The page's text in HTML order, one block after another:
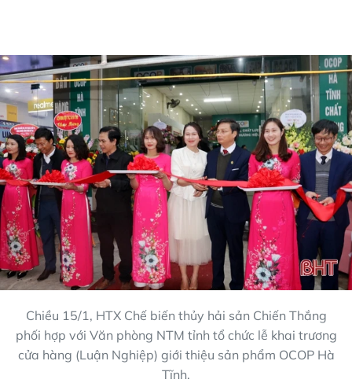
Chiều 15/1, HTX Chế biến thủy hải sản Chiến Thắng
phối hợp với Văn phòng NTM tỉnh tổ chức lễ khai trương
cửa hàng (Luận Nghiệp) giới thiệu sản phẩm OCOP Hà
Tĩnh.